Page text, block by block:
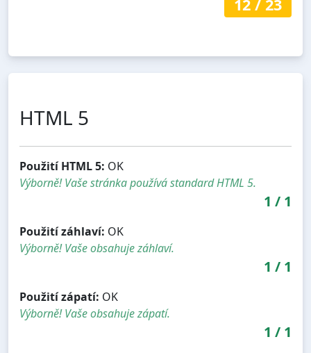
12/ 23
HTML 5
Použití HTML 5: OK
Výborně! Vaše stránka používá standard HTML 5.
1 / 1
Použití záhlaví: OK
Výborně! Vaše obsahuje záhlaví.
1 / 1
Použití zápatí: OK
Výborně! Vaše obsahuje zápatí.
1 / 1